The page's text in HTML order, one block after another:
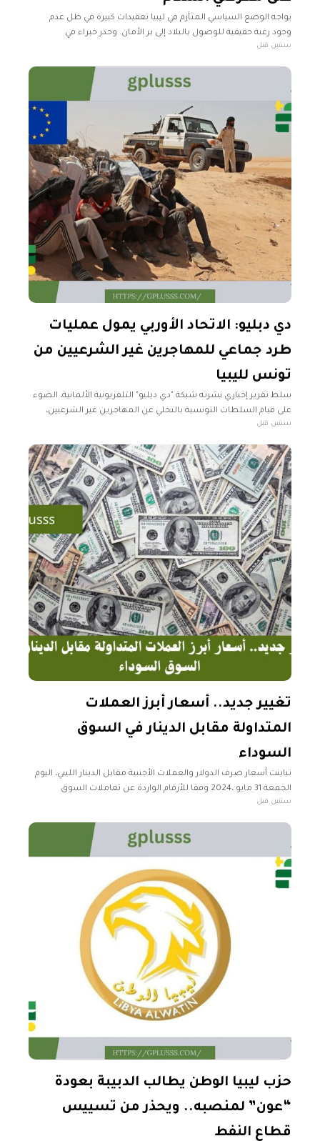
يواجه الوضع السياسي المتأزم في ليبيا تعقيدات كبيرة في ظل عدم
وجود رغبة حقيقية للوصول بالبلاد إلى بر الأمان. وحذر خبراء في
تصريحات نقلتها وكالة "الأناضول" التركية من مخاطر الاندفاع
سنتين قبل
دي دبليو: الاتحاد الأوربي يمول عمليات
طرد جماعي للمهاجرين غير الشرعيين من
تونس لليبيا
سلط تقرير إخباري نشرته شبكة "دي دبليو" التلفزيونية الألمانية، الضوء
على قيام السلطات التونسية بالتخلي عن المهاجرين غير الشرعيين،
والتورط في عمليات طرد جماعي غير قانوني. وأكد التقرير، الذي ترجمته
سنتين قبل
تغيير جديد.. أسعار أبرز العملات
المتداولة مقابل الدينار في السوق
السوداء
تباينت أسعار صرف الدولار والعملات الأجنبية مقابل الدينار الليبي، اليوم
الجمعة 31 مايو ،2024 وفقا للأرقام الواردة عن تعاملات السوق
السوداء. وسجلت أخر أسعار صرف العملات الأجنبية والعربية والذهب
سنتين قبل
حزب ليبيا الوطن يطالب الدبيبة بعودة
“عون” لمنصبه.. ويحذر من تسييس
قطاع النفط